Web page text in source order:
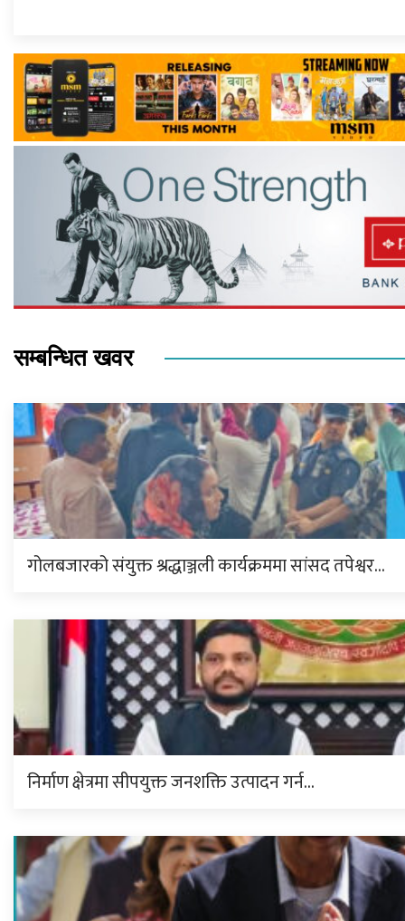
सम्बन्धित खवर
गोलबजारको संयुक्त श्रद्धाञ्जली कार्यक्रममा सांसद तपेश्वर…
निर्माण क्षेत्रमा सीपयुक्त जनशक्ति उत्पादन गर्न…